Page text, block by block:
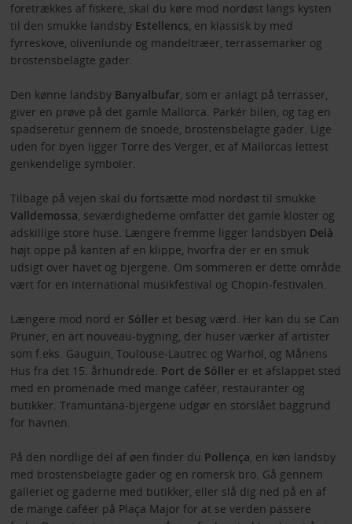
foretrækkes af fiskere, skal du køre mod nordøst langs kysten
til den smukke landsbyEstellencs, en klassisk by med
fyrreskove, olivenlunde og mandeltræer, terrassemarker og
brostensbelagte gader.
Den kønne landsby Banyalbufar, som er anlagt på terrasser,
giver en prøve på det gamle Mallorca. Parkér bilen, og tag en
spadseretur gennem de snoede, brostensbelagte gader. Lige
uden for byen ligger Torre des Verger, et af Mallorcas lettest
genkendelige symboler.
Tilbage på vejen skal du fortsætte mod nordøst til smukke
Valldemossa, seværdighederne omfatter det gamle kloster og
adskillige store huse. Længere fremme ligger landsbyen Deià
højt oppe på kanten af en klippe, hvorfra der er en smuk
udsigt over havet og bjergene. Om sommeren er dette område
vært for en international musikfestival og Chopin-festivalen.
Længere mod nord er Sólleret besøg værd. Her kan du se Can
Pruner, en art nouveau-bygning, der huser værker af artister
som f.eks. Gauguin, Toulouse-Lautrec og Warhol, og Månens
Hus fra det 15. århundrede. Port de Sóllerer et afslappet sted
med en promenade med mange caféer, restauranter og
butikker. Tramuntana-bjergene udgør en storslået baggrund
for havnen.
På den nordlige del af øen finder du Pollença, en køn landsby
med brostensbelagte gader og en romersk bro. Gå gennem
galleriet og gaderne med butikker, eller slå dig ned på en af
de mange caféer på Plaça Major for at se verden passere